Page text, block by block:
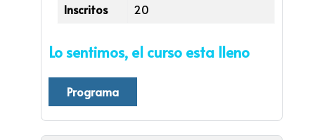
Inscritos
20
Lo sentimos, el curso esta lleno
Programa